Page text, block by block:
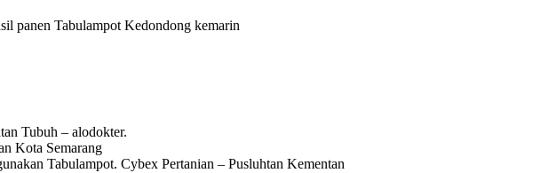
panen Tabulampot Kedondong kemarin
Tubuh – alodokter.
Kota Semarang
Tabulampot. Cybex Pertanian – Pusluhtan Kementan